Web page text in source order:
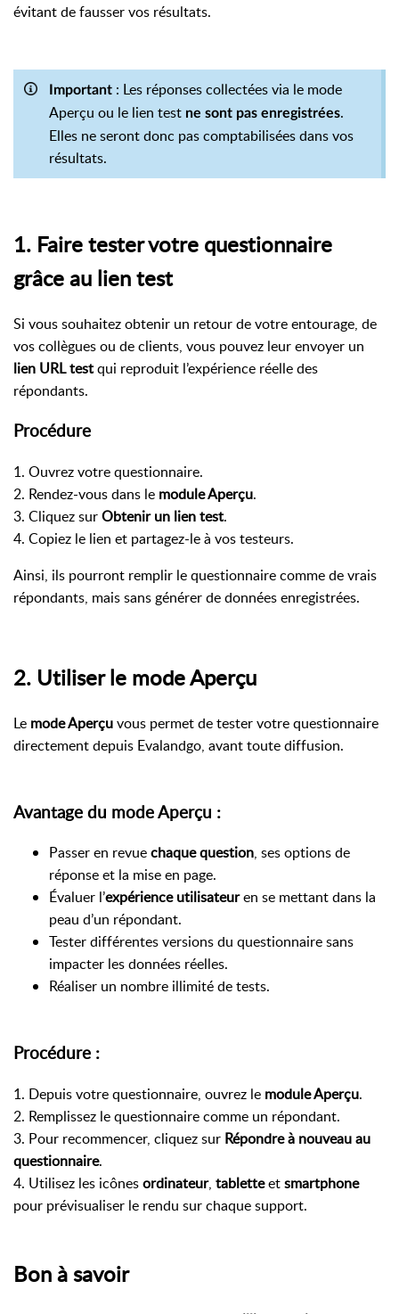
évitant de fausser vos résultats.
Important : Les réponses collectées via le mode
Aperçu ou le lien test ne sont pas enregistrées.
Elles ne seront donc pas comptabilisées dans vos
résultats.
1. Faire tester votre questionnaire
grâce au lien test
Si vous souhaitez obtenir un retour de votre entourage, de
vos collègues ou de clients, vous pouvez leur envoyer un
lien URL testqui reproduit l’expérience réelle des
répondants.
Procédure
1. Ouvrez votre questionnaire.
2. Rendez-vous dans le module Aperçu.
3. Cliquez surObtenir un lien test.
4. Copiez le lien et partagez-le à vos testeurs.
Ainsi, ils pourront remplir le questionnaire comme de vrais
répondants, mais sans générer de données enregistrées.
2. Utiliser le mode Aperçu
Le mode Aperçuvous permet de tester votre questionnaire
directement depuis Evalandgo, avant toute diffusion.
Avantage du mode Aperçu :
Passer en revuechaque question, ses options de
réponse et la mise en page.
Évaluer l’expérience utilisateuren se mettant dans la
peau d’un répondant.
Tester différentes versions du questionnaire sans
impacter les données réelles.
Réaliser un nombre illimité de tests.
Procédure :
1. Depuis votre questionnaire, ouvrez le module Aperçu.
2. Remplissez le questionnaire comme un répondant.
3. Pour recommencer, cliquez sur Répondre à nouveau au
questionnaire.
4. Utilisez les icônesordinateur, tabletteetsmartphone
pour prévisualiser le rendu sur chaque support.
Bon à savoir